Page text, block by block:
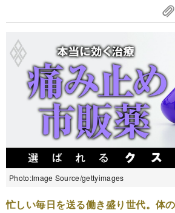
Photo:Image Source/gettyimages
忙しい毎日を送る働き盛り世代。体